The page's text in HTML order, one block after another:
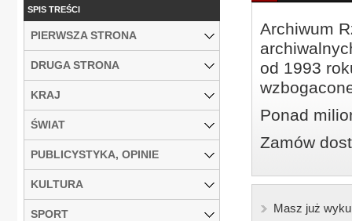
Archiwum
od 1993
Ponad
Zamów
Masz już
SPIS TREŚCI
PIERWSZA STRONA
DRUGA STRONA
KRAJ
ŚWIAT
PUBLICYSTYKA, OPINIE
KULTURA
SPORT